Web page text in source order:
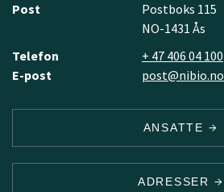
Post
Postboks 115
NO-1431 Ås
Telefon
+ 47 406 04 100
E-post
post@nibio.no
ANSATTE
ADRESSER